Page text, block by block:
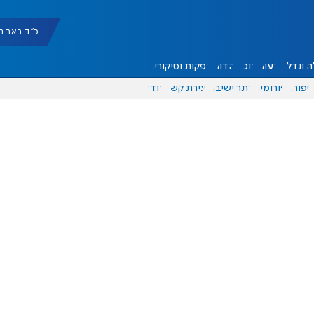
כ"ד באב תשפ"ו
ונדל"ן דעות אוכל יהדות הפקות וסיקורים
ספורט פורומים אתר ישיבה יצירת קשר עוד